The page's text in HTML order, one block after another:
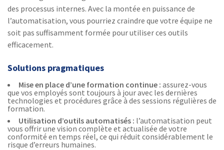
des processus internes. Avec la montée en puissance de
l’automatisation, vous pourriez craindre que votre équipe ne
soit pas suffisamment formée pour utiliser ces outils
efficacement.
Solutions pragmatiques
Mise en place d’une formation continue : assurez-vous
que vos employés sont toujours à jour avec les dernières
technologies et procédures grâce à des sessions régulières de
formation.
Utilisation d’outils automatisés : l’automatisation peut
vous offrir une vision complète et actualisée de votre
conformité en temps réel, ce qui réduit considérablement le
risque d’erreurs humaines.